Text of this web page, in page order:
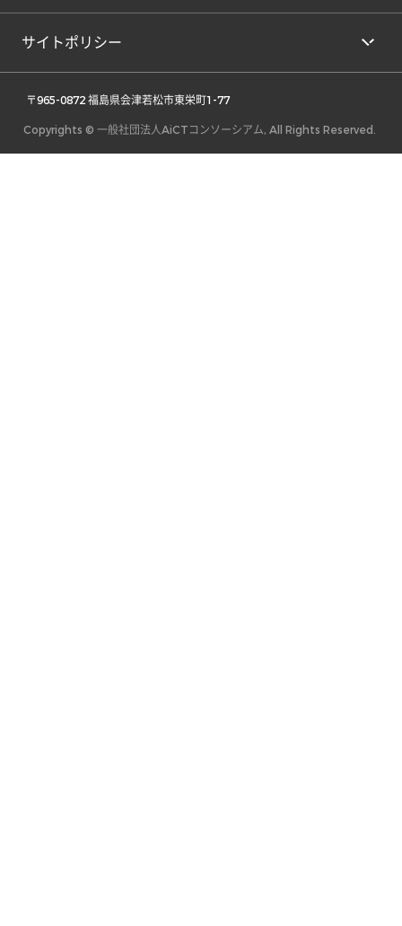
サイトポリシー
〒965-0872 福島県会津若松市東栄町1-77
Copyrights © 一般社団法人AiCTコンソーシアム, All Rights Reserved.